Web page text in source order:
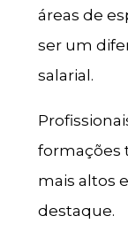
áreas de
ser um
salarial.
formações
mais altos
destaque.